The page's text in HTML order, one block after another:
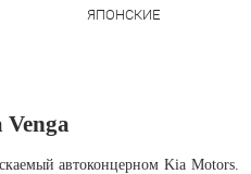
ЯПОНСКИЕ
автоконцерном Kia Motors.